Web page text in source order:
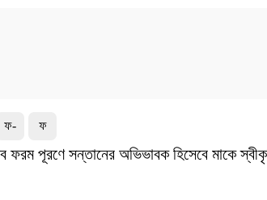
ফ- ফ
ফরম পূরণে সন্তানের অভিভাবক হিসেবে মাকে